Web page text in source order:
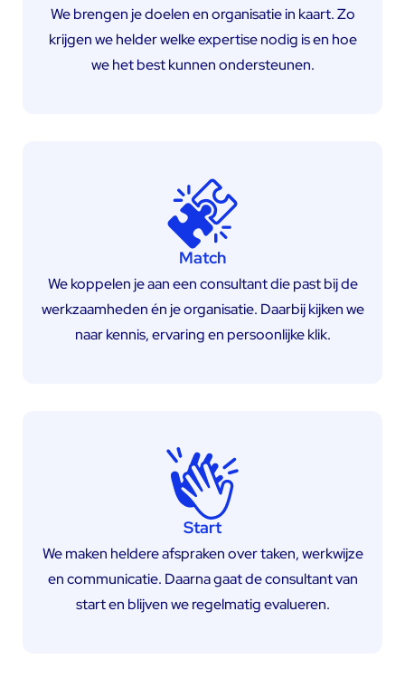
We brengen je doelen en organisatie in kaart. Zo
krijgen we helder welke expertise nodig is en hoe
we het best kunnen ondersteunen.
Match
We koppelen je aan een consultant die past bij de
werkzaamheden én je organisatie. Daarbij kijken we
naar kennis, ervaring en persoonlijke klik.
Start
We maken heldere afspraken over taken, werkwijze
en communicatie. Daarna gaat de consultant van
start en blijven we regelmatig evalueren.